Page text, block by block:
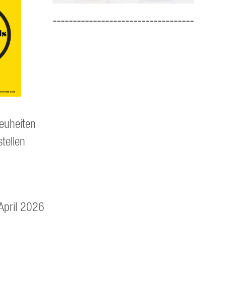
2026
-----------------------------------